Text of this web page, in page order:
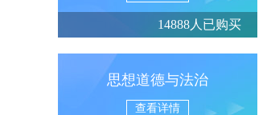
14888人已购买
思想道德与法治
查看详情